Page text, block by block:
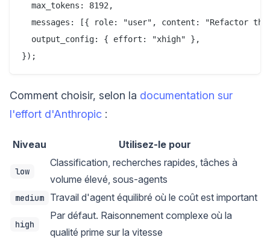
  max_tokens: 8192,
messages: [{ role: "user", content: "Refactor
  output_config: { effort: "xhigh" },
Comment choisir, selon la documentation sur
l'effort d'Anthropic :
Niveau Utilisez-le pour
low
Classification, recherches rapides, tâches à
volume élevé, sous-agents
medium Travail d'agent équilibré où le coût est important
high
Par défaut. Raisonnement complexe où la
qualité prime sur la vitesse